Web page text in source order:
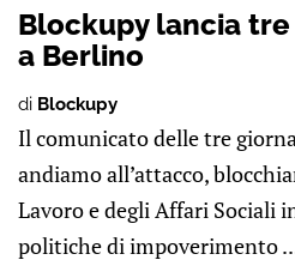
Blockupy lancia
a Berlino
di Blockupy
Il comunicato delle tre
andiamo all’attacco,
Lavoro e degli Affari Sociali
politiche di impoverimento